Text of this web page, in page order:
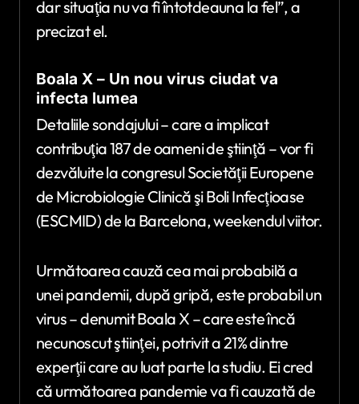
dar situaţia nu va fi întotdeauna la fel”, a
precizat el.
Boala X – Un nou virus ciudat va
infecta lumea
Detaliile sondajului – care a implicat
contribuţia 187 de oameni de ştiinţă – vor fi
dezvăluite la congresul Societăţii Europene
de Microbiologie Clinică şi Boli Infecţioase
(ESCMID) de la Barcelona, weekendul viitor.
Următoarea cauză cea mai probabilă a
unei pandemii, după gripă, este probabil un
virus – denumit Boala X – care este încă
necunoscut ştiinţei, potrivit a 21% dintre
experţii care au luat parte la studiu. Ei cred
că următoarea pandemie va fi cauzată de